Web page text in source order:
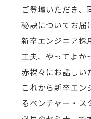
ご登壇いただき、
秘訣についてお届
新卒エンジニア採
工夫、やってよか
赤裸々にお話しい
これから新卒エン
るベンチャー・ス